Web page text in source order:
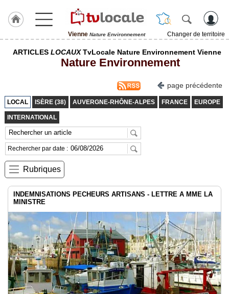
Vienne Nature Environnement
Changer de territoire
J'adhère
TvLocale
France
Accueil
RUBRIQUES
Agenda
Vidéos
Médias
du
groupe
Blogs
Prémium
ARTICLES LOCAUXTvLocale Nature Environnement Vienne
Nature Environnement
page précédente
LOCAL ISÈRE (38) AUVERGNE-RHÔNE-ALPES FRANCE EUROPE
INTERNATIONAL
Rechercher par date :
Rubriques
INDEMNISATIONS PECHEURS ARTISANS - LETTRE A MME LA
MINISTRE